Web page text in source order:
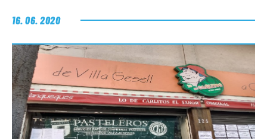
16. 06. 2020